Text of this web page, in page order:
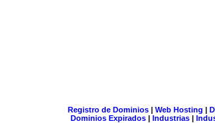
Registro de Dominios| Web Hosting |
Dominios Expirados | Industrias |